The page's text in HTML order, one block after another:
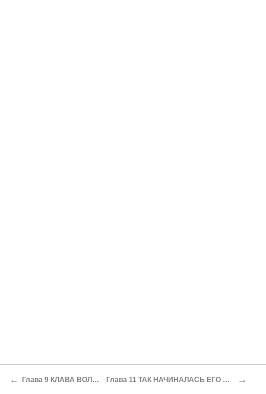
← Глава 9 КЛАВА ВОЛНОВА Глава 11 ТАК НАЧИНАЛАСЬ ЕГО ЖИЗНЬ... →